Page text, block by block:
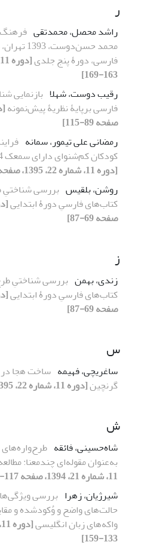
ر
راشد محصل، محمدتقی
محمد
فارسی، دورۀ پنج جلدی
163-169]
رقیب دوست، شهلا بازنمایی
فارسی برپایۀ نظریۀ پیش‌نمونه
صفحه 89-115]
رمضانی علی تیمور، سمانه
کودکان کم‌شنوای دارای سمعک 4 تا 7 ساله شهر مشهد
[دوره 11، شماره 22، 1395، صفحه 27-48]
روشن، بلقیس بررسی شناختیِ
کتاب‌های فارسیِ دورۀ ابتدایی
صفحه 69-87]
ز
زندی، بهمن بررسی شناختیِ
کتاب‌های فارسیِ دورۀ ابتدایی
صفحه 69-87]
س
ساغریچی، فهیمه ساخت هجا
گرنچین[دوره 11، شماره 22، 1395، صفحه 49-76]
ش
شاه‌حسینی، فائقه طرح‌واره‌های
به‌عنوان مقوله‌ای چندمعنا:
11، شماره 21، 1394، صفحه 117-132]
شیرژیان، زهرا بررسی
حالت‌های واضح و وُکودشده و
واکه‌های زبان انگلیسی
133-159]